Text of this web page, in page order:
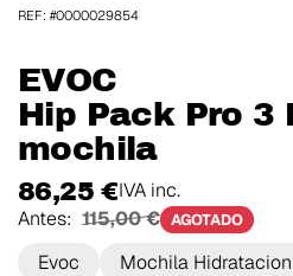
EVOC
Hip Pack Pro 3
mochila
86,25 €IVA inc.
Antes: 115,00 € AGOTADO
Evoc Mochila Hidratacion
REF: #0000029854